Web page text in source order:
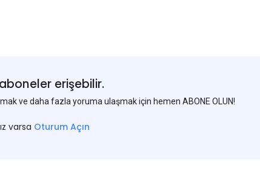
erişebilir.
ve daha fazla yoruma ulaşmak için hemen ABONE OLUN!
varsa Oturum Açın